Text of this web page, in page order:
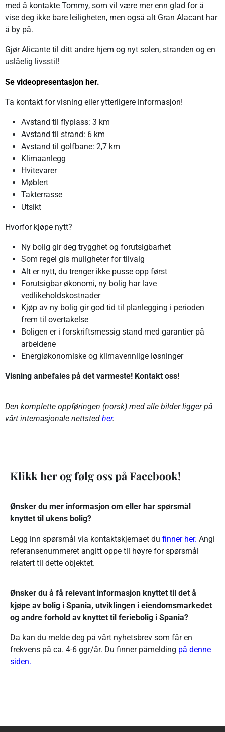
med å kontakte Tommy, som vil være mer enn glad for å
vise deg ikke bare leiligheten, men også alt Gran Alacant har
å by på.
Gjør Alicante til ditt andre hjem og nyt solen, stranden og en
uslåelig livsstil!
Se videopresentasjon her.
Ta kontakt for visning eller ytterligere informasjon!
Avstand til flyplass: 3 km
Avstand til strand: 6 km
Avstand til golfbane: 2,7 km
Klimaanlegg
Hvitevarer
Møblert
Takterrasse
Utsikt
Hvorfor kjøpe nytt?
Ny bolig gir deg trygghet og forutsigbarhet
Som regel gis muligheter for tilvalg
Alt er nytt, du trenger ikke pusse opp først
Forutsigbar økonomi, ny bolig har lave
vedlikeholdskostnader
Kjøp av ny bolig gir god tid til planlegging i perioden
frem til overtakelse
Boligen er i forskriftsmessig stand med garantier på
arbeidene
Energiøkonomiske og klimavennlige løsninger
Visning anbefales på det varmeste! Kontakt oss!
Den komplette oppføringen (norsk) med alle bilder ligger på
vårt internasjonale nettsted her.
Klikk her og følg oss på Facebook!
Ønsker du mer informasjon om eller har spørsmål
knyttet til ukens bolig?
Legg inn spørsmål via kontaktskjemaet du finner her. Angi
referansenummeret angitt oppe til høyre for spørsmål
relatert til dette objektet.
Ønsker du å få relevant informasjon knyttet til det å
kjøpe av bolig i Spania, utviklingen i eiendomsmarkedet
og andre forhold av knyttet til feriebolig i Spania?
Da kan du melde deg på vårt nyhetsbrev som får en
frekvens på ca. 4-6 ggr/år. Du finner påmelding på denne
siden.